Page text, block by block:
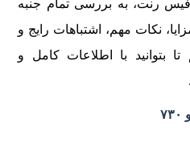
آفیس رنت، به بررسی تمام جنبه
نکات مهم، اشتباهات رایج و
بتوانید با اطلاعات کامل و